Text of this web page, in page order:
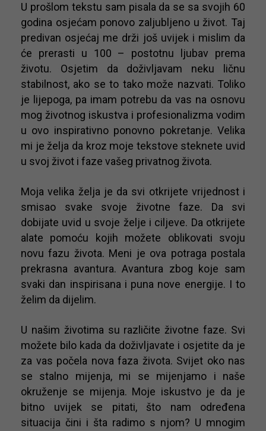
U prošlom tekstu sam pisala da se sa svojih 60
godina osjećam ponovo zaljubljeno u život. Taj
predivan osjećaj me drži još uvijek i mislim da
će prerasti u 100 – postotnu ljubav prema
životu. Osjetim da doživljavam neku ličnu
stabilnost, ako se to tako može nazvati. Toliko
je lijepoga, pa imam potrebu da vas na osnovu
mog životnog iskustva i profesionalizma vodim
u ovo inspirativno ponovno pokretanje. Velika
mi je želja da kroz moje tekstove steknete uvid
u svoj život i faze vašeg privatnog života.
Moja velika želja je da svi otkrijete vrijednost i
smisao svake svoje životne faze. Da svi
dobijate uvid u svoje želje i ciljeve. Da otkrijete
alate pomoću kojih možete oblikovati svoju
novu fazu života. Meni je ova potraga postala
prekrasna avantura. Avantura zbog koje sam
svaki dan inspirisana i puna nove energije. I to
želim da dijelim.
U našim životima su različite životne faze. Svi
možete bilo kada da doživljavate i osjetite da je
za vas počela nova faza života. Svijet oko nas
se stalno mijenja, mi se mijenjamo i naše
okruženje se mijenja. Moje iskustvo je da je
bitno uvijek se pitati, što nam određena
situacija čini i šta radimo s njom? U mnogim